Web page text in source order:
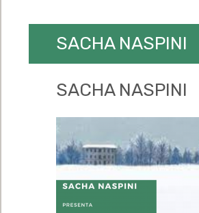
SACHA NASPINI
SACHA NASPINI